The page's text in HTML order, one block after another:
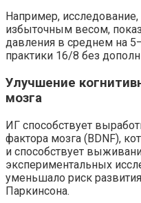
Например,
избыточным весом,
давления в среднем на
практики 16/8 без
Улучшение
мозга
ИГ способствует
фактора мозга (BDNF),
и способствует
экспериментальных
уменьшало риск
Паркинсона.